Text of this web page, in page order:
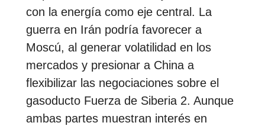
con la energía como eje central. La
guerra en Irán podría favorecer a
Moscú, al generar volatilidad en los
mercados y presionar a China a
flexibilizar las negociaciones sobre el
gasoducto Fuerza de Siberia 2. Aunque
ambas partes muestran interés en